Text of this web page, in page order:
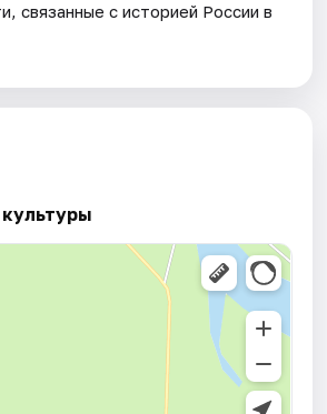
связанные с историей России в